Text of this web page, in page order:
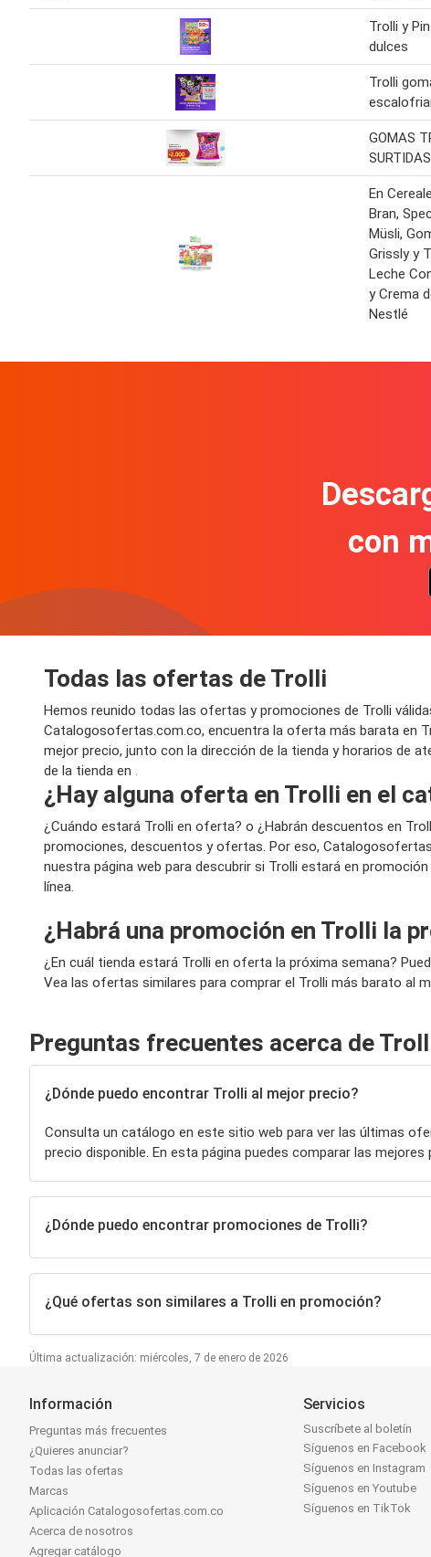
Trolli y
dulces
Trolli
GOMAS
En
Bran,
Müsli,
Grissly y
Leche
y Crema
Nestlé
con
Todas las ofertas de Trolli
Hemos reunido todas las ofertas y promociones de Trolli
Catalogosofertas.com.co, encuentra la oferta más barata en
mejor precio, junto con la dirección de la tienda y horarios de
de la tienda en
¿Hay alguna oferta en Trolli en el
¿Cuándo estará Trolli en oferta? o ¿Habrán descuentos en
promociones, descuentos y ofertas. Por eso,
nuestra página web para descubrir si Trolli estará en
línea.
¿Habrá una promoción en Trolli la
¿En cuál tienda estará Trolli en oferta la próxima semana?
Vea las ofertas similares para comprar el Trolli más barato al
Preguntas frecuentes acerca de
¿Dónde puedo encontrar Trolli al mejor precio?
Consulta un catálogo en este sitio web para ver las últimas
precio disponible. En esta página puedes comparar las mejores
¿Dónde puedo encontrar promociones de Trolli?
¿Qué ofertas son similares a Trolli en promoción?
Última actualización: miércoles, 7 de enero de 2026
Información
Preguntas más frecuentes
¿Quieres anunciar?
Todas las ofertas
Marcas
Aplicación Catalogosofertas.com.co
Acerca de nosotros
Agregar catálogo
Servicios
Suscríbete al boletín
Síguenos en Facebook
Síguenos en Instagram
Síguenos en Youtube
Síguenos en TikTok